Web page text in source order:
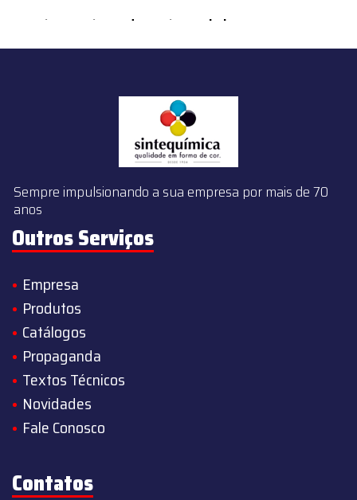
content/themes/sintequimica/index.php
Sempre impulsionando a sua empresa por mais de 70
anos
Outros Serviços
Empresa
Produtos
Catálogos
Propaganda
Textos Técnicos
Novidades
Fale Conosco
Contatos